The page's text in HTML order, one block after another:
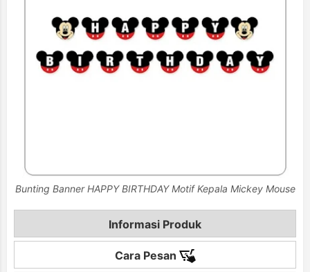
Bunting Banner HAPPY BIRTHDAY Motif Kepala Mickey Mouse
Informasi Produk
Cara Pesan